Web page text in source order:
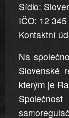
přesná
a
úplná
Sídlo:
IČO: 12 345
Kontaktní
Na
Slovenské
kterým je